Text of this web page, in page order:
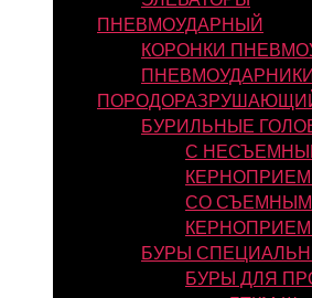
ПНЕВМОУДАРНЫЙ
КОРОНКИ
БУРИЛЬНЫЕ
С
СО СЪЕМНЫМ
БУРЫ
БУРЫ ДЛЯ